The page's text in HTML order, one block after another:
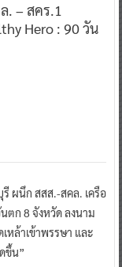
. – สคร.1
Hero : 90 วัน
ผนึก สสส.-สคล. เครือ
ตก 8 จังหวัด ลงนาม
หล้าเข้าพรรษา และ
ขึ้น”